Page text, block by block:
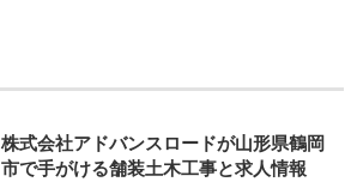
株式会社アドバンスロードが山形県鶴岡
市で手がける舗装土木工事と求人情報